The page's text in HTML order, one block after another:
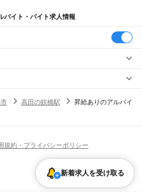
バイト・バイト求人情報
玉市東茨城郡 那珂郡久慈郡稲敷郡
駅高萩駅南中郷駅磯原駅大津港駅
バー（BAR）・バーテンダー
店（店長・マネージャー）
髪型・髪色自由
留学生・外国人活躍中
高田の鉄橋駅
昇給ありのアルバイ
新着求人を受け取る
規約・プライバシーポリシー